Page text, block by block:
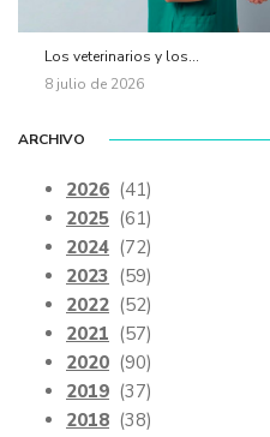
Los veterinarios y los...
8 julio de 2026
ARCHIVO
2026 (41)
2025 (61)
2024 (72)
2023 (59)
2022 (52)
2021 (57)
2020 (90)
2019 (37)
2018 (38)